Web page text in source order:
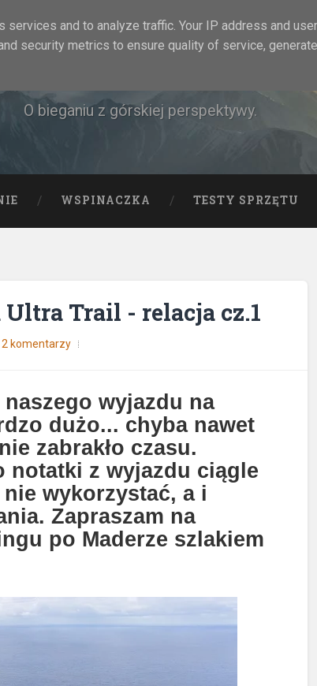
Rock&Run
O bieganiu z górskiej perspektywy.
WSPINACZKA TESTY SPRZĘTU
Trail - relacja cz.1
2 komentarzy
wyjazdu na
dużo... chyba nawet
zabrakło czasu.
notatki z wyjazdu ciągle
wykorzystać, a i
Zapraszam na
po Maderze szlakiem
and to analyze traffic. Your IP address and
security metrics to ensure quality of service,